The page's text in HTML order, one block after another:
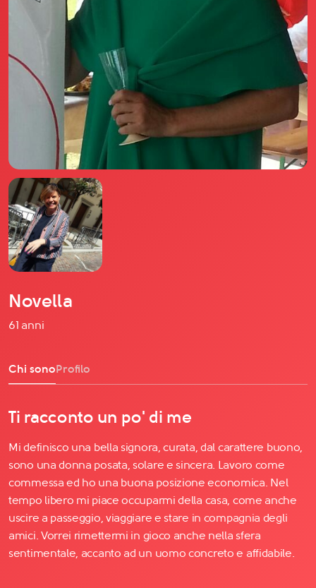
Il libro Donna di Cuori
Quanto costa Club di Più
Domande Frequenti
Impegno Sociale
Le nostre sedi
Facebook
YouTube
Instagram
TikTok
Novella
61 anni
Chi sonoProfilo
Ti racconto un po' di me
Mi definisco una bella signora, curata, dal carattere buono,
sono una donna posata, solare e sincera. Lavoro come
commessa ed ho una buona posizione economica. Nel
tempo libero mi piace occuparmi della casa, come anche
uscire a passeggio, viaggiare e stare in compagnia degli
amici. Vorrei rimettermi in gioco anche nella sfera
sentimentale, accanto ad un uomo concreto e affidabile.